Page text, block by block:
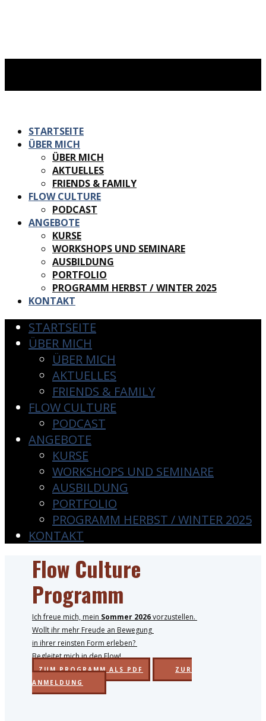
STARTSEITE
ÜBER MICH
ÜBER MICH
AKTUELLES
FRIENDS & FAMILY
FLOW CULTURE
PODCAST
ANGEBOTE
KURSE
WORKSHOPS UND SEMINARE
AUSBILDUNG
PORTFOLIO
PROGRAMM HERBST / WINTER 2025
KONTAKT
STARTSEITE
ÜBER MICH
ÜBER MICH
AKTUELLES
FRIENDS & FAMILY
FLOW CULTURE
PODCAST
ANGEBOTE
KURSE
WORKSHOPS UND SEMINARE
AUSBILDUNG
PORTFOLIO
PROGRAMM HERBST / WINTER 2025
KONTAKT
Flow Culture
Programm
Ich freue mich, mein Sommer 2026vorzustellen.
Wollt ihr mehr Freude an Bewegung
in ihrer reinsten Form erleben?
Begleitet mich in den Flow!
ZUM PROGRAMM ALS PDF
ZUR
ANMELDUNG